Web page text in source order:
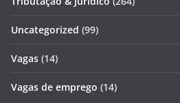
Uncategorized (99)
Vagas (14)
Vagas de emprego (14)